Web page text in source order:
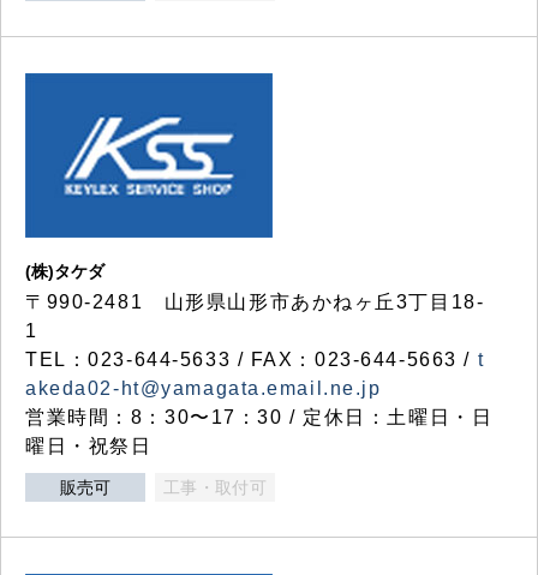
(株)タケダ
〒990-2481 山形県山形市あかねヶ丘3丁目18-
1
TEL：023-644-5633 / FAX：023-644-5663 / t
akeda02-ht@yamagata.email.ne.jp
営業時間：8：30〜17：30 / 定休日：土曜日・日
曜日・祝祭日
販売可 工事・取付可